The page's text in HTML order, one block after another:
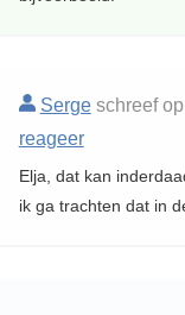
Sergeschreef op
reageer
Elja, dat kan
ik ga trachten dat in